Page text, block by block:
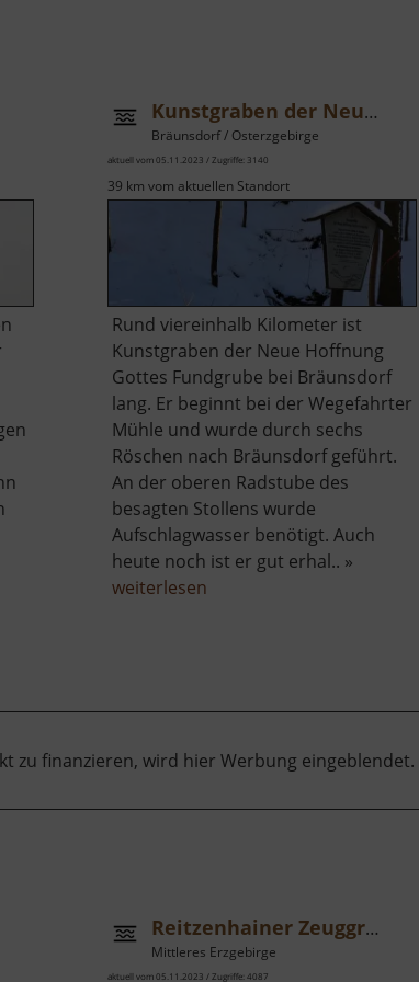
Kunstgraben der Neuen Hoffnung Gottes Fundgrube
Bräunsdorf / Osterzgebirge
aktuell vom 05.11.2023 / Zugriffe: 3140
39 km vom aktuellen Standort
Rund viereinhalb Kilometer ist
Kunstgraben der Neue Hoffnung
Gottes Fundgrube bei Bräunsdorf
lang. Er beginnt bei der Wegefahrter
Mühle und wurde durch sechs
Röschen nach Bräunsdorf geführt.
An der oberen Radstube des
besagten Stollens wurde
Aufschlagwasser benötigt. Auch
heute noch ist er gut erhal.. »
weiterlesen
Gottes
zu finanzieren, wird hier Werbung eingeblendet.
Reitzenhainer Zeuggraben
Mittleres Erzgebirge
aktuell vom 05.11.2023 / Zugriffe: 4087